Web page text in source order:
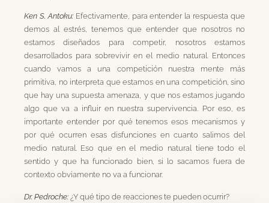
Ken S. Antoku: Efectivamente, para entender la respuesta que
demos al estrés, tenemos que entender que nosotros no
estamos diseñados para competir, nosotros estamos
desarrollados para sobrevivir en el medio natural. Entonces
cuando vamos a una competición nuestra mente más
primitiva, no interpreta que estamos en una competición, sino
que hay una supuesta amenaza, y que nos estamos jugando
algo que va a influir en nuestra supervivencia. Por eso, es
importante entender por qué tenemos esos mecanismos y
por qué ocurren esas disfunciones en cuanto salimos del
medio natural. Eso que en el medio natural tiene todo el
sentido y que ha funcionado bien, si lo sacamos fuera de
contexto obviamente no va a funcionar.
Dr. Pedroche: ¿Y qué tipo de reacciones te pueden ocurrir?